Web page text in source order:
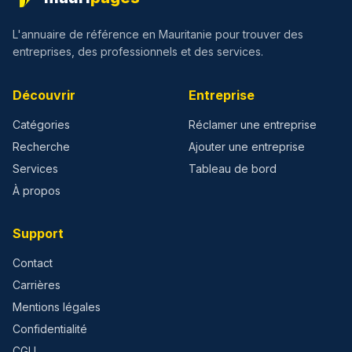
L'annuaire de référence en Mauritanie pour trouver des
entreprises, des professionnels et des services.
Découvrir
Catégories
Recherche
Services
À propos
Entreprise
Réclamer une entreprise
Ajouter une entreprise
Tableau de bord
Support
Contact
Carrières
Mentions légales
Confidentialité